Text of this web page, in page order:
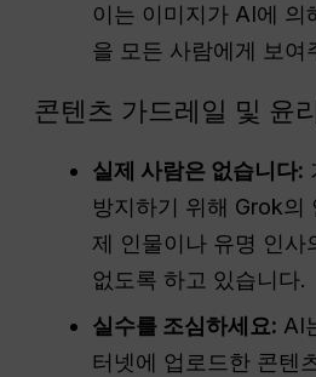
이는 이미지가 AI에 의
을 모든 사람에게 보여
콘텐츠 가드레일 및 윤
실제 사람은 없습니다:
방지하기 위해 Grok의
제 인물이나 유명 인사
없도록 하고 있습니다.
실수를 조심하세요: AI
터넷에 업로드한 콘텐